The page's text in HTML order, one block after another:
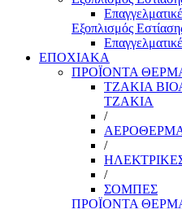
Εξοπλισμός
ΕΠΟΧΙΑΚΑ
ΠΡΟΪΟΝΤΑ
ΤΖΑΚΙΑ
ΤΖΑΚΙΑ
/
/
/
ΣΟΜΠΕΣ
ΠΡΟΪΟΝΤΑ